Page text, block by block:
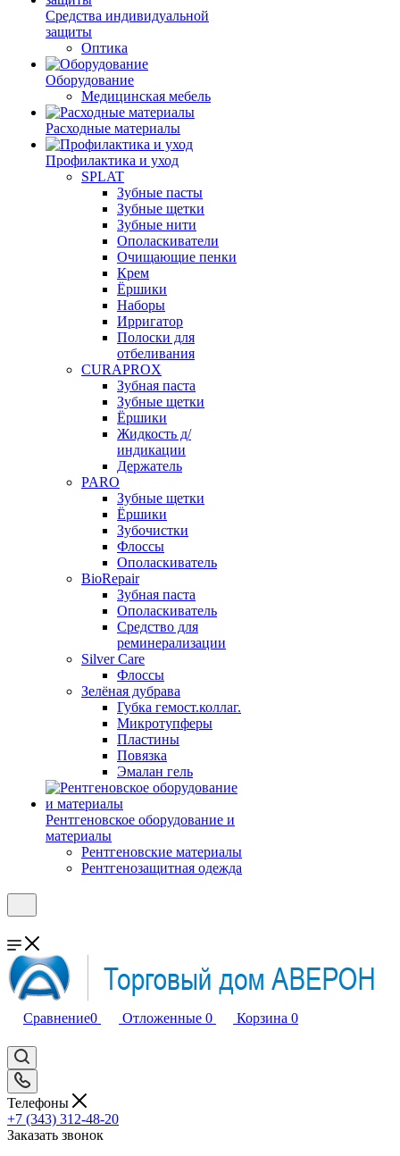
Средства индивидуальной
защиты
Оптика
Оборудование
Медицинская мебель
Расходные материалы
Профилактика и уход
SPLAT
Зубные пасты
Зубные щетки
Зубные нити
Ополаскиватели
Очищающие пенки
Крем
Ёршики
Наборы
Ирригатор
Полоски для
отбеливания
CURAPROX
Зубная паста
Зубные щетки
Ёршики
Жидкость д/
индикации
Держатель
PARO
Зубные щетки
Ёршики
Зубочистки
Флоссы
Ополаскиватель
BioRepair
Зубная паста
Ополаскиватель
Средство для
реминерализации
Silver Care
Флоссы
Зелёная дубрава
Губка гемост.коллаг.
Микротупферы
Пластины
Повязка
Эмалан гель
Рентгеновское оборудование и
материалы
Рентгеновские материалы
Рентгенозащитная одежда
Сравнение0 Отложенные 0 Корзина 0
Телефоны
+7 (343) 312-48-20
Заказать звонок